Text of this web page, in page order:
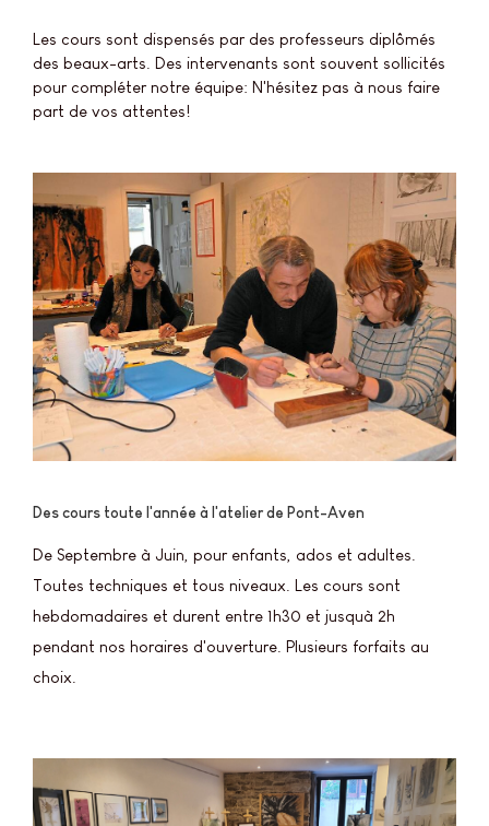
Les cours sont dispensés par des professeurs diplômés
des beaux-arts. Des intervenants sont souvent sollicités
pour compléter notre équipe: N'hésitez pas à nous faire
part de vos attentes!
Des cours toute l'année à l'atelier de Pont-Aven
De Septembre à Juin, pour enfants, ados et adultes.
Toutes techniques et tous niveaux. Les cours sont
hebdomadaires et durent entre 1h30 et jusquà 2h
pendant nos horaires d'ouverture. Plusieurs forfaits au
choix.